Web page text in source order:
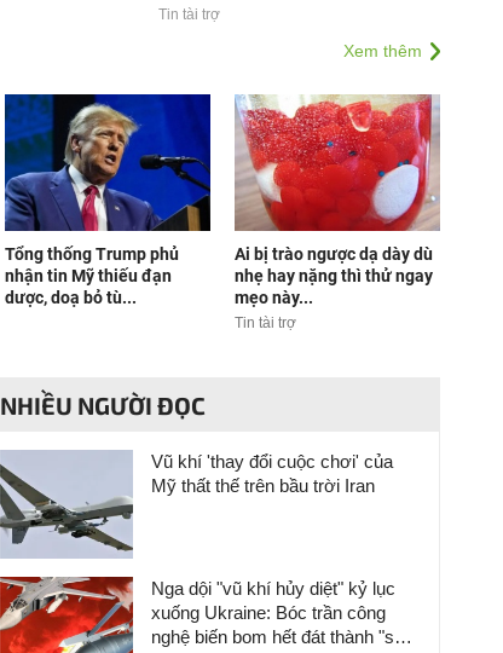
Tin tài trợ
Xem thêm
Tổng thống Trump phủ
nhận tin Mỹ thiếu đạn
dược, doạ bỏ tù...
Ai bị trào ngược dạ dày dù
nhẹ hay nặng thì thử ngay
mẹo này...
Tin tài trợ
NHIỀU NGƯỜI ĐỌC
Vũ khí 'thay đổi cuộc chơi' của
Mỹ thất thế trên bầu trời Iran
Nga dội "vũ khí hủy diệt" kỷ lục
xuống Ukraine: Bóc trần công
nghệ biến bom hết đát thành "sát